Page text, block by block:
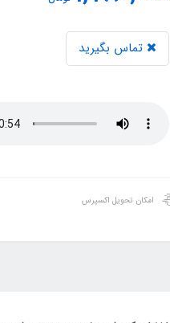
تماس بگیرید
امکان تحویل اکسپرس